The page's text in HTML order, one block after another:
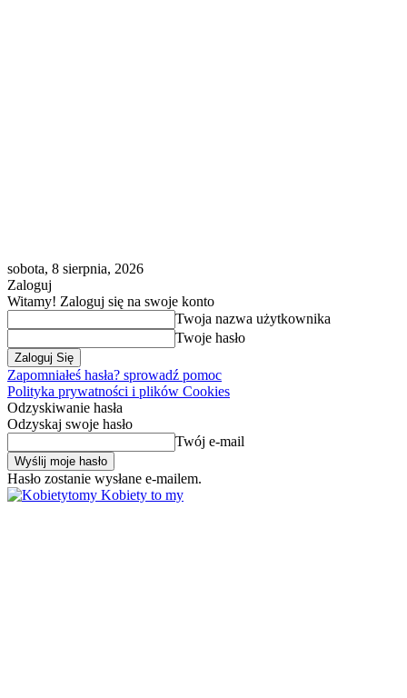
sobota, 8 sierpnia, 2026
Zaloguj
Witamy! Zaloguj się na swoje konto
Twoja nazwa użytkownika
Twoje hasło
Zapomniałeś hasła? sprowadź pomoc
Polityka prywatności i plików Cookies
Odzyskiwanie hasła
Odzyskaj swoje hasło
Twój e-mail
Hasło zostanie wysłane e-mailem.
Kobiety to my